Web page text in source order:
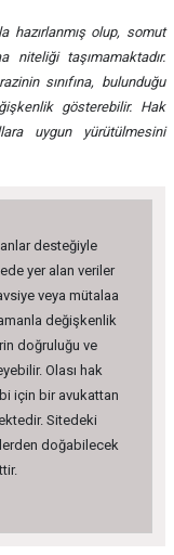
hazırlanmış olup, somut
taşımamaktadır.
sınıfına, bulunduğu
gösterebilir. Hak
uygun yürütülmesini
desteğiyle
yer alan veriler
veya mütalaa
değişkenlik
doğruluğu ve
Olası hak
için bir avukattan
Sitedeki
doğabilecek